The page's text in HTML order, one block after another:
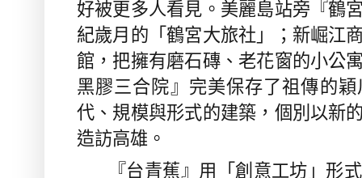
好被更多⼈看⾒。美麗島站旁『鶴
紀歲月的「鶴宮大旅社」；新崛江
館，把擁有磨石磚、老花窗的小公
黑膠三合院』完美保存了祖傳的
代、規模與形式的建築，個別以新
造訪高雄。
『台青蕉』用「創意工坊」形式